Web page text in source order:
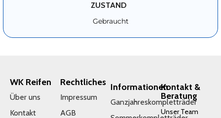
ZUSTAND
Gebraucht
WK Reifen
Über uns
Kontakt
Rechtliches
Impressum
AGB
Informationen
Ganzjahreskompletträder
Kontakt &
Beratung
Unser Team